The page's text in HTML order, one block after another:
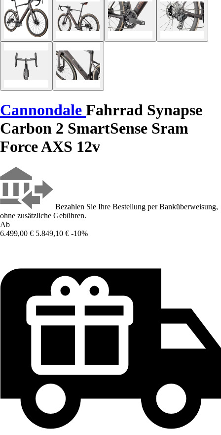
Cannondale Fahrrad Synapse
Carbon 2 SmartSense Sram
Force AXS 12v
Bezahlen Sie Ihre Bestellung per Banküberweisung,
ohne zusätzliche Gebühren.
Ab
6.499,00 € 5.849,10 € -10%